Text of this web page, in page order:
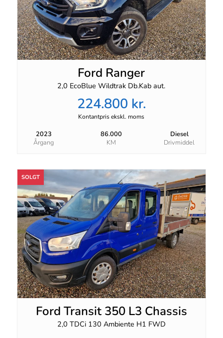
Ford Ranger
2,0 EcoBlue Wildtrak Db.Kab aut.
224.800 kr.
Kontantpris ekskl. moms
2023
Årgang
86.000
KM
Diesel
Drivmiddel
SOLGT
Ford Transit 350 L3 Chassis
2,0 TDCi 130 Ambiente H1 FWD